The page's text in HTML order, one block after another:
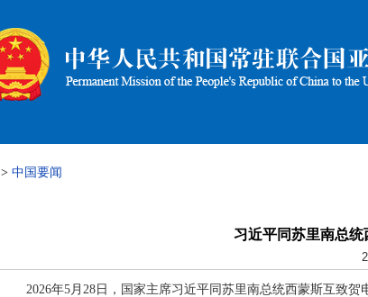
> 中国要闻
习近平同苏里南总
2026年5月28日，国家主席习近平同苏里南总统西蒙斯互致贺